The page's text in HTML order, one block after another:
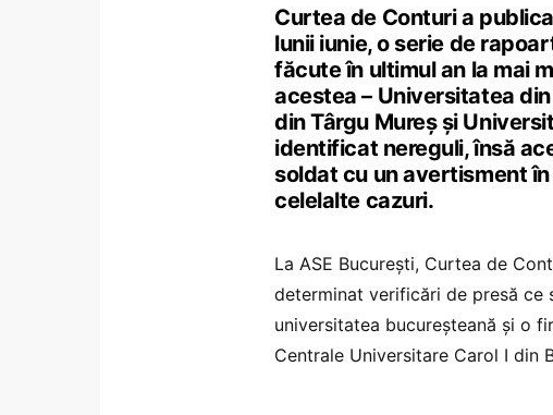
Curtea de Conturi a
lunii iunie, o serie de
făcute în ultimul an la mai
acestea – Universitatea
din Târgu Mureș și
identificat nereguli, însă
soldat cu un avertisment
celelalte cazuri.
La ASE București, Curtea de
determinat verificări de presă ce
universitatea bucureșteană și o
Centrale Universitare Carol I din